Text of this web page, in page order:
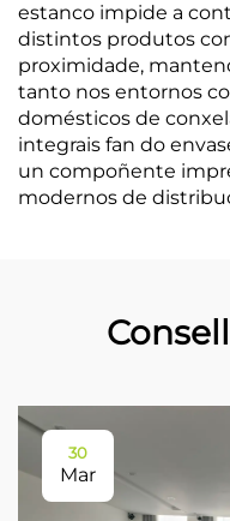
estanco impide a
distintos produtos
proximidade,
tanto nos entornos
domésticos de
integrais fan do
un compoñente
modernos de
30
Mar